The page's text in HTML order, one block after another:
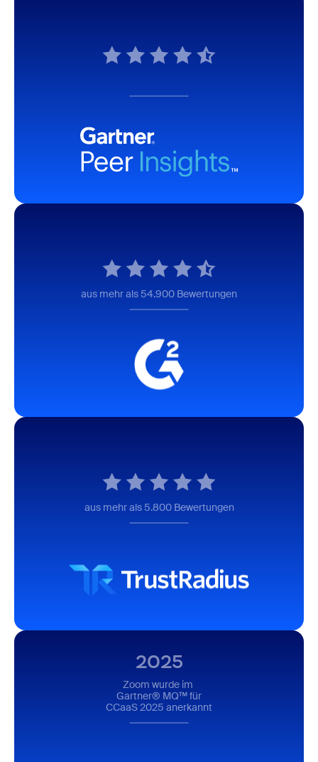
aus mehr als 54.900 Bewertungen
aus mehr als 5.800 Bewertungen
2025
Zoom wurde im
Gartner® MQ™ für
CCaaS 2025 anerkannt